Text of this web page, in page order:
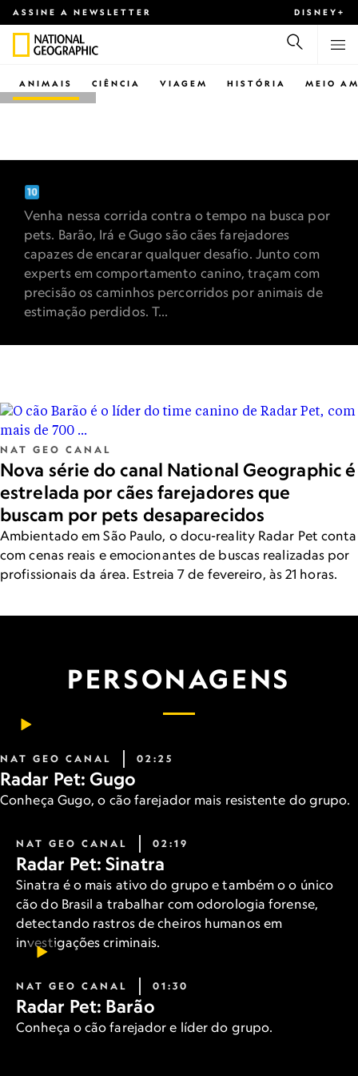
ASSINE A NEWSLETTER DISNEY+
CIÊNCIA VIAGEM
ANIMAIS HISTÓRIA MEIO
Venha nessa corrida contra o tempo na busca por
pets. Barão, Irá e Gugo são cães farejadores
capazes de encarar qualquer desafio. Junto com
experts em comportamento canino, traçam com
precisão os caminhos percorridos por animais de
estimação perdidos. T...
NAT GEO CANAL
Nova série do canal National Geographic é
estrelada por cães farejadores que
buscam por pets desaparecidos
Ambientado em São Paulo, o docu-reality Radar Pet conta
com cenas reais e emocionantes de buscas realizadas por
profissionais da área. Estreia 7 de fevereiro, às 21 horas.
PERSONAGENS
NAT GEO CANAL 02:25
Radar Pet: Gugo
Conheça Gugo, o cão farejador mais resistente do grupo.
NAT GEO CANAL 02:19
Radar Pet: Sinatra
Sinatra é o mais ativo do grupo e também o o único
cão do Brasil a trabalhar com odorologia forense,
detectando rastros de cheiros humanos em
investigações criminais.
NAT GEO CANAL 01:30
Radar Pet: Barão
Conheça o cão farejador e líder do grupo.